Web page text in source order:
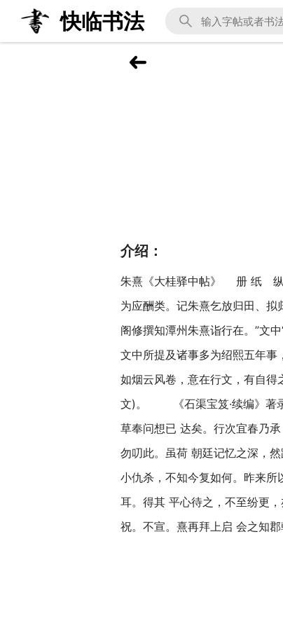
快临书法
介绍：
朱熹《大桂驿中帖》 册 纸 纵
为应酬类。记朱熹乞放归田、
阁修撰知潭州朱熹诣行在。”文
文中所提及诸事多为绍熙五年
如烟云风卷，意在行文，有自
文)。 《石渠宝笈·续编》著录
草奉问想已 达矣。行次宜春乃
勿叨此。虽荷 朝廷记忆之深，
小仇杀，不知今复如何。昨来
耳。得其 平心待之，不至纷更
祝。不宣。熹再拜上启 会之知